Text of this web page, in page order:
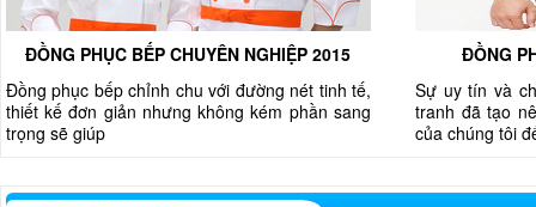
ĐỒNG PHỤC BẾP CHUYÊN NGHIỆP 2015
Đồng phục bếp chỉnh chu với đường nét tinh tế,
thiết kế đơn giản nhưng không kém phần sang
trọng sẽ giúp
ĐỒNG
Sự uy tín và
tranh đã tạo
của chúng tôi